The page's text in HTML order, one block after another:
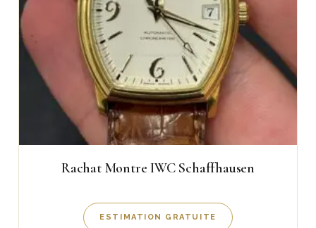
Rachat Montre IWC Schaffhausen
ESTIMATION GRATUITE